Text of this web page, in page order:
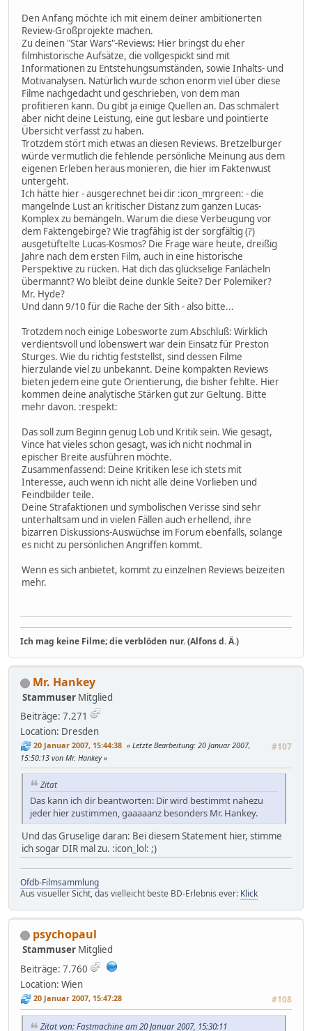
Den Anfang möchte ich mit einem deiner ambitionerten
Review-Großprojekte machen.
Zu deinen "Star Wars"-Reviews: Hier bringst du eher
filmhistorische Aufsätze, die vollgespickt sind mit
Informationen zu Entstehungsumständen, sowie Inhalts- und
Motivanalysen. Natürlich wurde schon enorm viel über diese
Filme nachgedacht und geschrieben, von dem man
profitieren kann. Du gibt ja einige Quellen an. Das schmälert
aber nicht deine Leistung, eine gut lesbare und pointierte
Übersicht verfasst zu haben.
Trotzdem stört mich etwas an diesen Reviews. Bretzelburger
würde vermutlich die fehlende persönliche Meinung aus dem
eigenen Erleben heraus monieren, die hier im Faktenwust
untergeht.
Ich hätte hier - ausgerechnet bei dir :icon_mrgreen: - die
mangelnde Lust an kritischer Distanz zum ganzen Lucas-
Komplex zu bemängeln. Warum die diese Verbeugung vor
dem Faktengebirge? Wie tragfähig ist der sorgfältig (?)
ausgetüftelte Lucas-Kosmos? Die Frage wäre heute, dreißig
Jahre nach dem ersten Film, auch in eine historische
Perspektive zu rücken. Hat dich das glückselige Fanlächeln
übermannt? Wo bleibt deine dunkle Seite? Der Polemiker?
Mr. Hyde?
Und dann 9/10 für die Rache der Sith - also bitte...
Trotzdem noch einige Lobesworte zum Abschluß: Wirklich
verdientsvoll und lobenswert war dein Einsatz für Preston
Sturges. Wie du richtig feststellst, sind dessen Filme
hierzulande viel zu unbekannt. Deine kompakten Reviews
bieten jedem eine gute Orientierung, die bisher fehlte. Hier
kommen deine analytische Stärken gut zur Geltung. Bitte
mehr davon. :respekt:
Das soll zum Beginn genug Lob und Kritik sein. Wie gesagt,
Vince hat vieles schon gesagt, was ich nicht nochmal in
epischer Breite ausführen möchte.
Zusammenfassend: Deine Kritiken lese ich stets mit
Interesse, auch wenn ich nicht alle deine Vorlieben und
Feindbilder teile.
Deine Strafaktionen und symbolischen Verisse sind sehr
unterhaltsam und in vielen Fällen auch erhellend, ihre
bizarren Diskussions-Auswüchse im Forum ebenfalls, solange
es nicht zu persönlichen Angriffen kommt.
Wenn es sich anbietet, kommt zu einzelnen Reviews beizeiten
mehr.
Ich mag keine Filme; die verblöden nur. (Alfons d. Ä.)
Mr. Hankey
Stammuser Mitglied
Beiträge: 7.271
Location: Dresden
20 Januar 2007, 15:44:38 #107
Letzte Bearbeitung: 20 Januar 2007,
15:50:13 von Mr. Hankey
Zitat
Das kann ich dir beantworten: Dir wird bestimmt nahezu
jeder hier zustimmen, gaaaaanz besonders Mr. Hankey.
Und das Gruselige daran: Bei diesem Statement hier, stimme
ich sogar DIR mal zu. :icon_lol: ;)
Ofdb-Filmsammlung
Aus visueller Sicht, das vielleicht beste BD-Erlebnis ever: Klick
psychopaul
Stammuser Mitglied
Beiträge: 7.760
Location: Wien
20 Januar 2007, 15:47:28 #108
Zitat von: Fastmachine am 20 Januar 2007, 15:30:11